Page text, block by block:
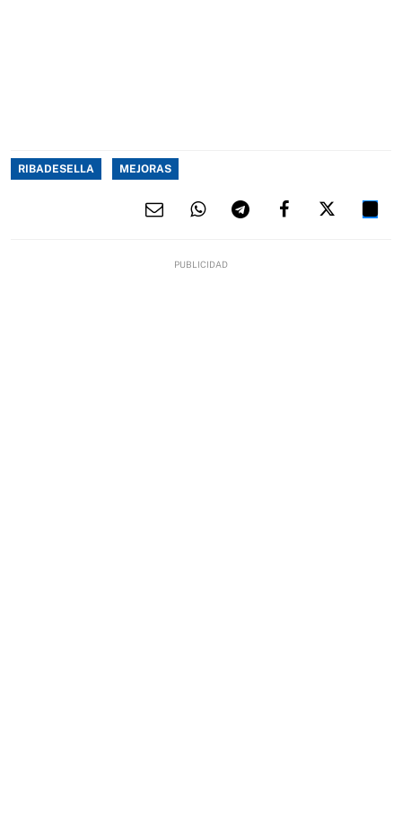
RIBADESELLA MEJORAS